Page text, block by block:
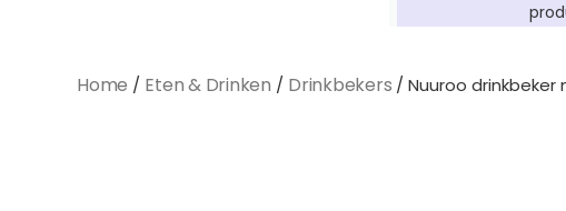
Home / Eten & Drinken / Drinkbekers / Nuuroo drinkbeker